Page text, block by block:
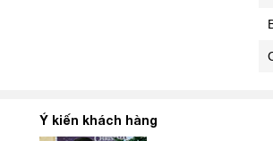
Ý kiến khách hàng